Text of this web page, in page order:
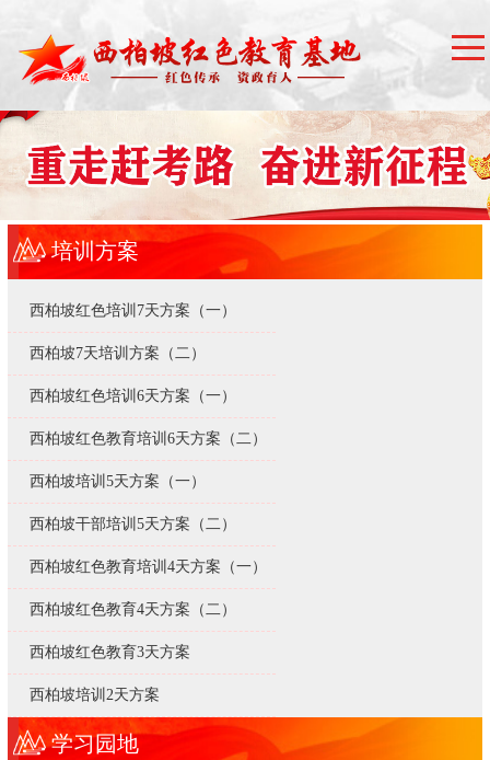
培训方案
西柏坡红色培训7天方案（一）
西柏坡7天培训方案（二）
西柏坡红色培训6天方案（一）
西柏坡红色教育培训6天方案（二）
西柏坡培训5天方案（一）
西柏坡干部培训5天方案（二）
西柏坡红色教育培训4天方案（一）
西柏坡红色教育4天方案（二）
西柏坡红色教育3天方案
西柏坡培训2天方案
学习园地